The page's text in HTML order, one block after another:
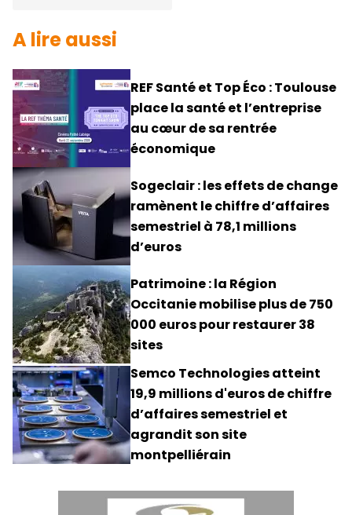
A lire aussi
REF Santé et Top Éco : Toulouse
place la santé et l’entreprise
au cœur de sa rentrée
économique
Sogeclair : les effets de change
ramènent le chiffre d’affaires
semestriel à 78,1 millions
d’euros
Patrimoine : la Région
Occitanie mobilise plus de 750
000 euros pour restaurer 38
sites
Semco Technologies atteint
19,9 millions d'euros de chiffre
d’affaires semestriel et
agrandit son site
montpelliérain